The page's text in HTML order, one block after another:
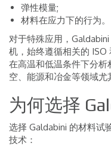
弹性模量;
材料在应力下的行为。
对于特殊应用，
机，始终遵循相关的
在高温和低温条件下分
空、能源和冶金等领域尤
为何选择
选择 Galdabini 的材料试
技术：